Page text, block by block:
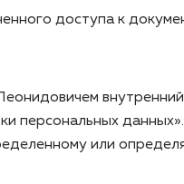
доступа к
персональных данных».
или